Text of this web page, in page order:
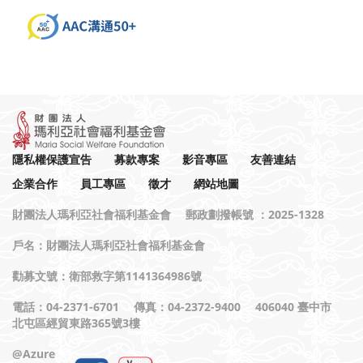
隱私權保護宣告 募款專案 影音專區
友善連結
企業合作
員工專區 徵才 網站地圖
財團法人瑪利亞社會福利基金會 郵政劃撥帳號 ：2025-1328
戶名：財團法人瑪利亞社會福利基金會
勸募文號：衛部救字第1141364986號
電話：04-2371-6701 傳真：04-2372-9400 406040 臺中市
北屯區經貿東路365號3樓
@Azure